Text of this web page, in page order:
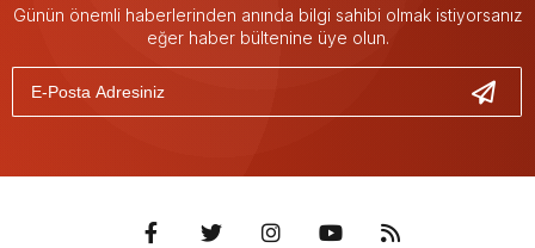
Günün önemli haberlerinden anında bilgi sahibi olmak istiyorsanız
eğer haber bültenine üye olun.